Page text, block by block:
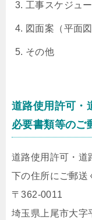
工事スケジュ
図面案（平面
その他
道路使用許可・
必要書類等のご
道路使用許可・道
下の住所にご郵送
〒362-0011
埼玉県上尾市大字